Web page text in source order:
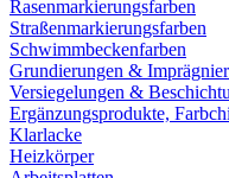
Rasenmarkierungsfarben
Straßenmarkierungsfarben
Schwimmbeckenfarben
Grundierungen &
Versiegelungen &
Ergänzungsprodukte,
Klarlacke
Heizkörper